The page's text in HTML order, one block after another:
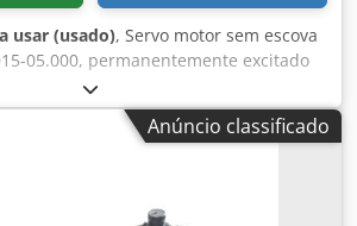
usar (usado), Servo motor sem escova
05.000, permanentemente excitado
soquete de conexão está levemente
usado, sinais normais de desgaste,
de entrega conforme as fotos,
separadamente sobre os custos de
ATENÇÃO: Consulte os custos de
separadamente! Dedpfx Aei D E U
Anúncio classificado